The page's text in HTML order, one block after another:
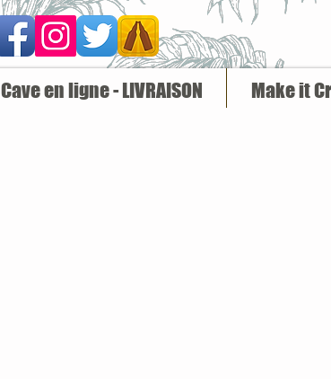
Cave en ligne - LIVRAISON Make it